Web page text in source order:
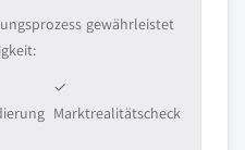
gewährleistet
✓
Marktrealitätscheck